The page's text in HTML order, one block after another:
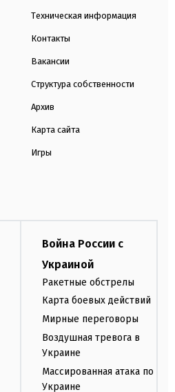
Техническая информация
Контакты
Вакансии
Структура собственности
Архив
Карта сайта
Игры
Война России с
Украиной
Ракетные обстрелы
Карта боевых действий
Мирные переговоры
Воздушная тревога в
Украине
Массированная атака по
Украине